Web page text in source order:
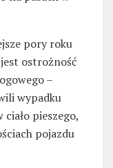
pory roku
ostrożność
–
wypadku
pieszego,
pojazdu